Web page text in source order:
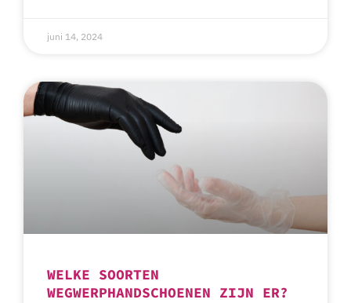
juni 14, 2024
WELKE SOORTEN
WEGWERPHANDSCHOENEN ZIJN ER?